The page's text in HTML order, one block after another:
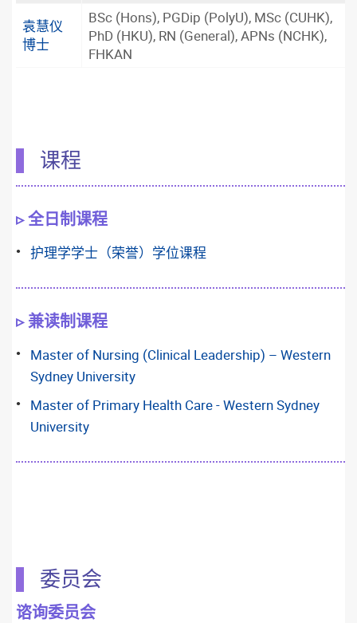
袁慧仪
博士
BSc (Hons), PGDip (PolyU), MSc (CUHK),
PhD (HKU), RN (General), APNs (NCHK),
FHKAN
课程
▹ 全日制课程
护理学学士（荣誉）学位课程
▹ 兼读制课程
Master of Nursing (Clinical Leadership) – Western
Sydney University
Master of Primary Health Care - Western Sydney
University
委员会
谘询委员会